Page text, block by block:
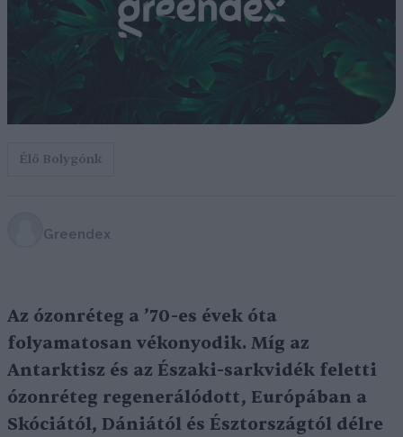
Élő Bolygónk
Greendex
Az ózonréteg a ’70-es évek óta
folyamatosan vékonyodik. Míg az
Antarktisz és az Északi-sarkvidék feletti
ózonréteg regenerálódott, Európában a
Skóciától, Dániától és Észtországtól délre